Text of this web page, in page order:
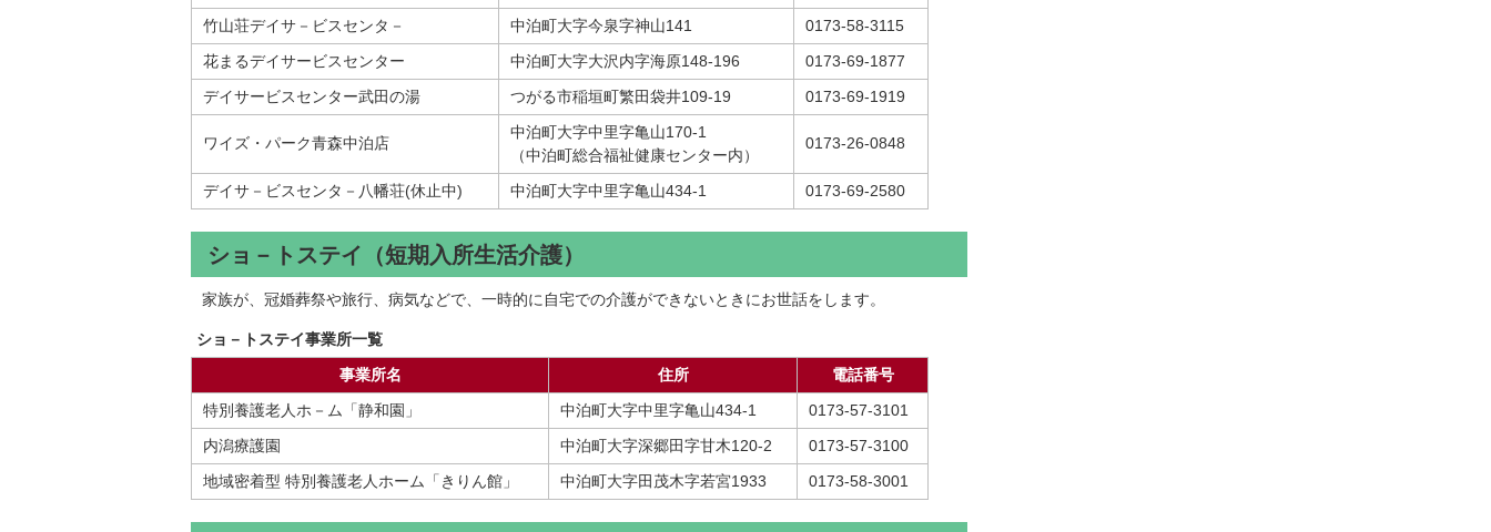
竹山荘デイサ－ビスセンタ－
中泊町大字今泉字神山141
0173-58-3115
花まるデイサービスセンター
中泊町大字大沢内字海原148-196
0173-69-1877
デイサービスセンター武田の湯
つがる市稲垣町繁田袋井109-19 0173-69-1919
ワイズ・パーク青森中泊店
中泊町大字中里字亀山170-1
（中泊町総合福祉健康センター内）
0173-26-0848
デイサ－ビスセンタ－八幡荘(休止中) 中泊町大字中里字亀山434-1 0173-69-2580
ショ－トステイ（短期入所生活介護）
家族が、冠婚葬祭や旅行、病気などで、一時的に自宅での介護ができないときにお世話をします。
ショ－トステイ事業所一覧
事業所名
住所
電話番号
特別養護老人ホ－ム「静和園」
中泊町大字中里字亀山434-1
0173-57-3101
内潟療護園
中泊町大字深郷田字甘木120-2
0173-57-3100
地域密着型 特別養護老人ホーム「きりん館」
中泊町大字田茂木字若宮1933 0173-58-3001